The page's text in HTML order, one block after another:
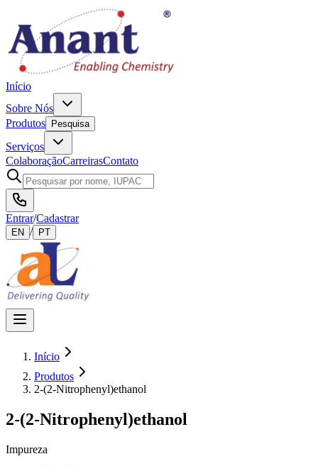
Início
Sobre Nós
Produtos
Pesquisa
Serviços
ColaboraçãoCarreirasContato
Entrar/Cadastrar
EN / PT
Início
Produtos
2-(2-Nitrophenyl)ethanol
2-(2-Nitrophenyl)ethanol
Impureza